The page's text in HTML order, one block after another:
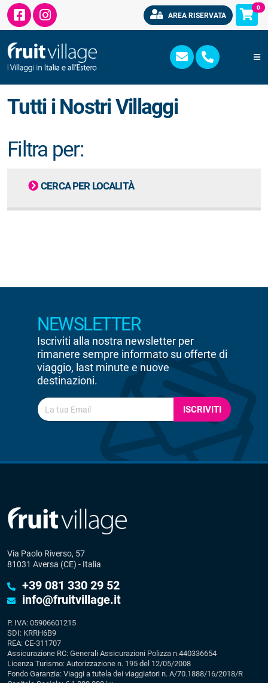
AREA RISERVATA
0
Tutti i Nostri Villaggi
Filtra per:
CERCA PER LOCALITÀ
NEWSLETTER
Iscriviti alla nostra newsletter per
rimanere sempre informato su offerte di
viaggio, last minute e nuove
destinazioni.
ISCRIVITI
Via Paolo Riverso, 57
81031 Aversa (CE) - Italia
+39 081 330 29 52
info@fruitvillage.it
P. IVA: 05906601215
SDI: KRRH6B9
REA: CE-311707
Assicurazione RC: Generali Assicurazioni Polizza n.440336654
Licenza Turismo: Autorizzazione n. 195 del 12/05/2008
Fondo Garanzia: Viaggi a tutela dei viaggiatori n. A/70.1888/16/2018/R